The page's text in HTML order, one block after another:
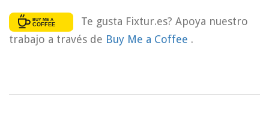
Te gusta Fixtur.es? Apoya nuestro
trabajo a través de Buy Me a Coffee .